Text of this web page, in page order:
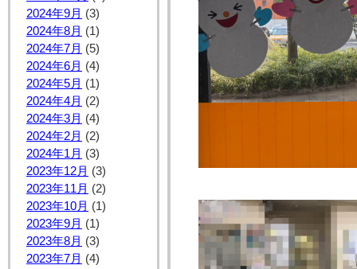
2024年9月 (3)
2024年8月 (1)
2024年7月 (5)
2024年6月 (4)
2024年5月 (1)
2024年4月 (2)
2024年3月 (4)
2024年2月 (2)
2024年1月 (3)
2023年12月 (3)
2023年11月 (2)
2023年10月 (1)
2023年9月 (1)
2023年8月 (3)
2023年7月 (4)